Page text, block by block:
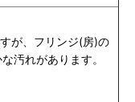
が、フリンジ(房)の
汚れがあります。